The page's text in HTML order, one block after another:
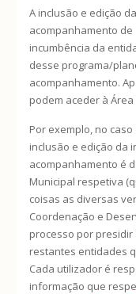
A inclusão e edição
acompanhamento
incumbência da
desse programa/
acompanhamento.
podem aceder à Área
Por exemplo, no
inclusão e edição da
acompanhamento é
Municipal respetiva
coisas as diversas
Coordenação e
processo por presidir
restantes entidades
Cada utilizador é
informação que